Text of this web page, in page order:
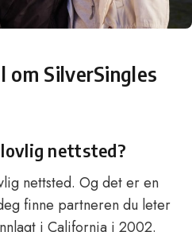
om SilverSingles
lovlig nettsted?
nettsted. Og det er en
finne partneren du leter
i California i 2002.